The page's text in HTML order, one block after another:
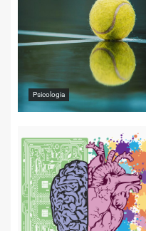
Psicologia